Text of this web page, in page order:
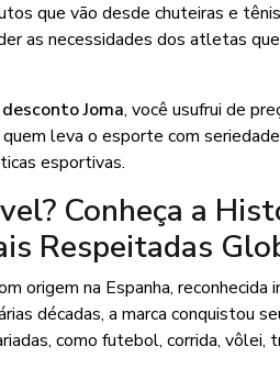
que vão desde chuteiras e
as necessidades dos atletas
Joma, você usufrui de
leva o esporte com
esportivas.
Conheça a
Respeitadas
origem na Espanha,
décadas, a marca
como futebol, corrida,